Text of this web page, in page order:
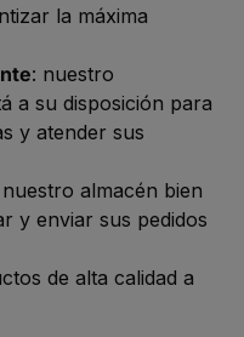
la máxima
: nuestro
a su disposición para
y atender sus
almacén bien
y enviar sus pedidos
de alta calidad a